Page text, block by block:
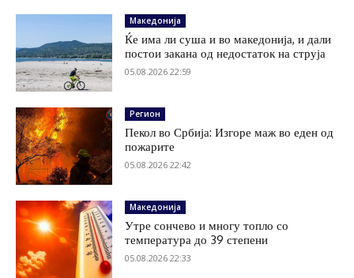
Македонија
Ќе има ли суша и во македонија, и дали
постои закана од недостаток на струја
05.08.2026 22:59
Регион
Пекол во Србија: Изгоре маж во еден од
пожарите
05.08.2026 22:42
Македонија
Утре сончево и многу топло со
температура до 39 степени
05.08.2026 22:33